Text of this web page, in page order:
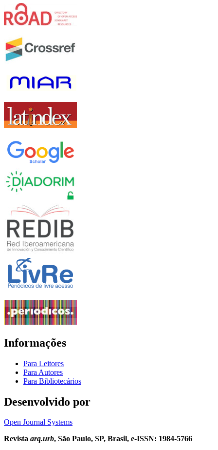
Informações
Para Leitores
Para Autores
Para Bibliotecários
Desenvolvido por
Open Journal Systems
Revista arq.urb, São Paulo, SP, Brasil, e-ISSN: 1984-5766